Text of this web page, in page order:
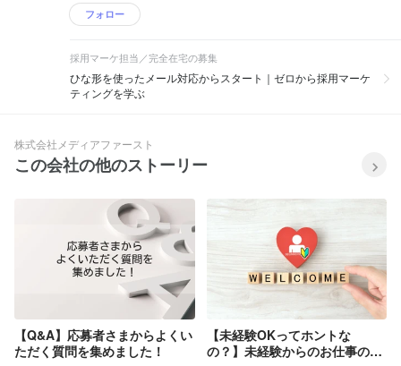
フォロー
採用マーケ担当／完全在宅の募集
ひな形を使ったメール対応からスタート｜ゼロから採用マーケ
ティングを学ぶ
株式会社メディアファースト
この会社の他のストーリー
【Q&A】応募者さまからよくい
ただく質問を集めました！
【未経験OKってホントな
の？】未経験からのお仕事の進